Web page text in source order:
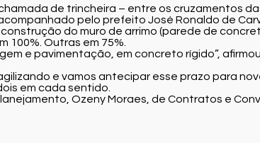
de trincheira – entre os cruzamentos
pelo prefeito José Ronaldo de
do muro de arrimo (parede de
Outras em 75%.
e pavimentação, em concreto rígido”,
e vamos antecipar esse prazo para
em cada sentido.
Ozeny Moraes, de Contratos e